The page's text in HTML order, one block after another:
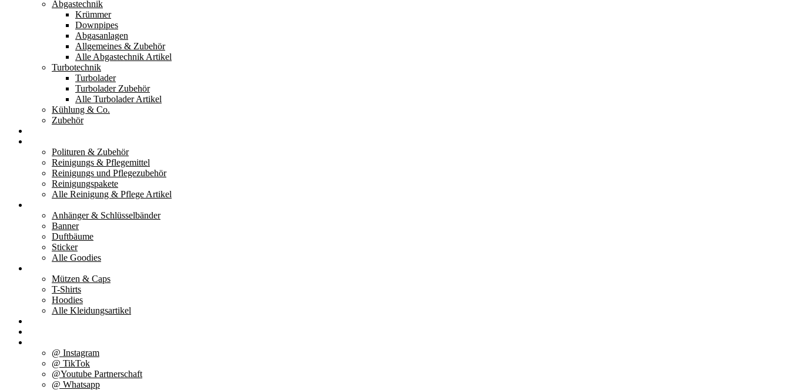
Abgastechnik
Krümmer
Downpipes
Abgasanlagen
Allgemeines & Zubehör
Alle Abgastechnik Artikel
Turbotechnik
Turbolader
Turbolader Zubehör
Alle Turbolader Artikel
Kühlung & Co.
Zubehör
Polituren & Zubehör
Reinigungs & Pflegemittel
Reinigungs und Pflegezubehör
Reinigungspakete
Alle Reinigung & Pflege Artikel
Anhänger & Schlüsselbänder
Banner
Duftbäume
Sticker
Alle Goodies
Mützen & Caps
T-Shirts
Hoodies
Alle Kleidungsartikel
@ Instagram
@ TikTok
@Youtube Partnerschaft
@ Whatsapp